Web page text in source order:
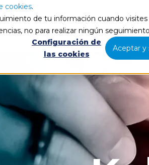
cookies.
de tu información cuando
no para realizar ningún
Configuración de
las cookies
Aceptar y